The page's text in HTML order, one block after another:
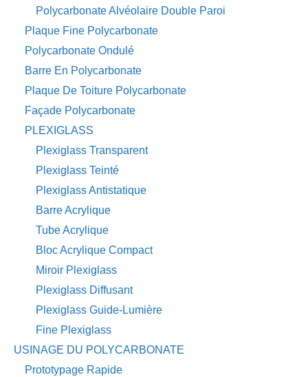
Polycarbonate Alvéolaire Double Paroi
Plaque Fine Polycarbonate
Polycarbonate Ondulé
Barre En Polycarbonate
Plaque De Toiture Polycarbonate
Façade Polycarbonate
PLEXIGLASS
Plexiglass Transparent
Plexiglass Teinté
Plexiglass Antistatique
Barre Acrylique
Tube Acrylique
Bloc Acrylique Compact
Miroir Plexiglass
Plexiglass Diffusant
Plexiglass Guide-Lumière
Fine Plexiglass
USINAGE DU POLYCARBONATE
Prototypage Rapide